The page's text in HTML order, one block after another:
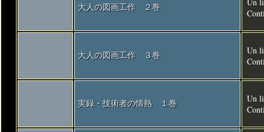
大人の図画工作 ２巻
大人の図画工作 ３巻
Un
実録・技術者の情熱 １巻
Un